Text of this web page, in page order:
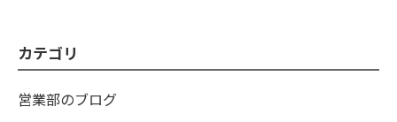
カテゴリ
営業部のブログ